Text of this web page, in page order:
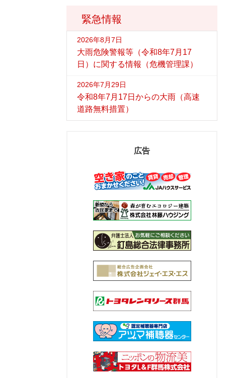
緊急情報
2026年8月7日
大雨危険警報等（令和8年7月17
日）に関する情報（危機管理課）
2026年7月29日
令和8年7月17日からの大雨（高速
道路無料措置）
広告